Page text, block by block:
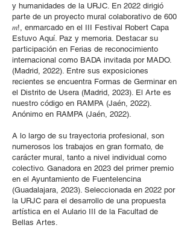
y humanidades de la URJC. En 2022 dirigió
parte de un proyecto mural colaborativo de 600
𝑚!, enmarcado en el III Festival Robert Capa
Estuvo Aquí. Paz y memoria. Destacar su
participación en Ferias de reconocimiento
internacional como BADA invitada por MADO.
(Madrid, 2022). Entre sus exposiciones
recientes se encuentra Formas de Germinar en
el Distrito de Usera (Madrid, 2023). El Arte es
nuestro código en RAMPA (Jaén, 2022).
Anónimo en RAMPA (Jaén, 2022).
A lo largo de su trayectoria profesional, son
numerosos los trabajos en gran formato, de
carácter mural, tanto a nivel individual como
colectivo. Ganadora en 2023 del primer premio
en el Ayuntamiento de Fuentelencina
(Guadalajara, 2023). Seleccionada en 2022 por
la URJC para el desarrollo de una propuesta
artística en el Aulario III de la Facultad de
Bellas Artes.